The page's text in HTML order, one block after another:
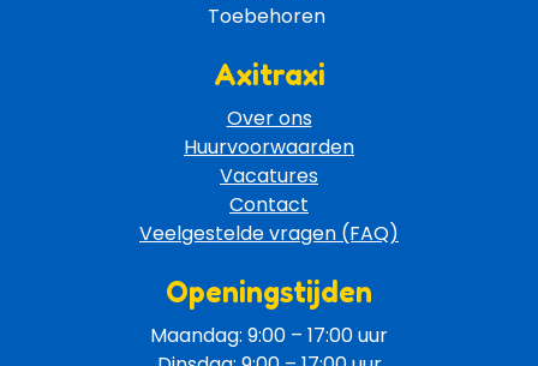
Toebehoren
Axitraxi
Over ons
Huurvoorwaarden
Vacatures
Contact
Veelgestelde vragen (FAQ)
Openingstijden
Maandag: 9:00 – 17:00 uur